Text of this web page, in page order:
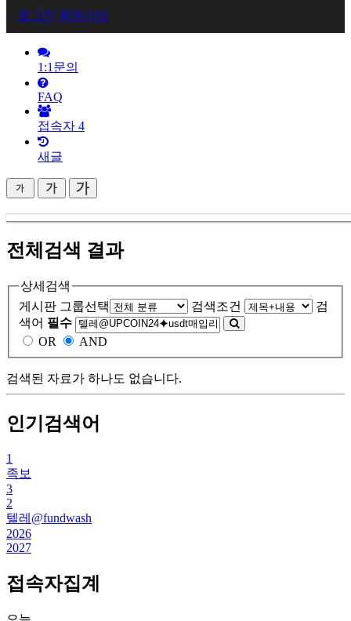
원
로
그
인
로그인 회원가입
1:1문의
FAQ
접속자 4
새글
전체검색 결과
상세검색
게시판 그룹선택
검색조건
검
색어 필수
OR
AND
검색된 자료가 하나도 없습니다.
인기검색어
1
족보
3
2
텔레@fundwash
2026
2027
접속자집계